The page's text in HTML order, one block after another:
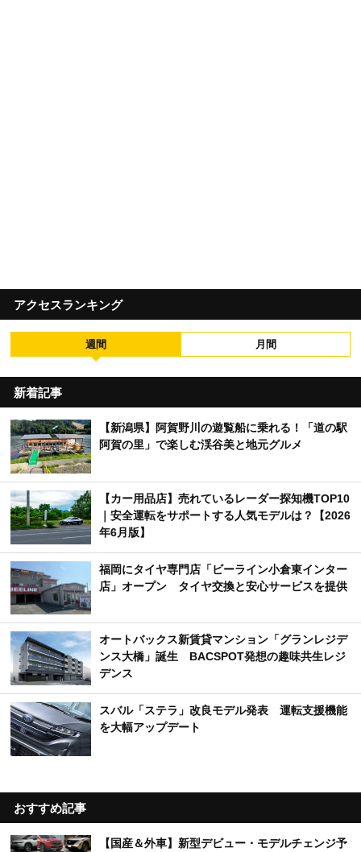
アクセスランキング
週間 月間
新着記事
【新潟県】阿賀野川の遊覧船に乗れる！「道の駅
阿賀の里」で楽しむ渓谷美と地元グルメ
【カー用品店】売れているレーダー探知機TOP10
｜安全運転をサポートする人気モデルは？【2026
年6月版】
福岡にタイヤ専門店「ビーライン小倉東インター
店」オープン タイヤ交換と安心サービスを提供
オートバックス新賃貸マンション「グランレジデ
ンス大橋」誕生 BACSPOT発想の趣味共生レジ
デンス
スバル「ステラ」改良モデル発表 運転支援機能
を大幅アップデート
おすすめ記事
【国産＆外車】新型デビュー・モデルチェンジ予